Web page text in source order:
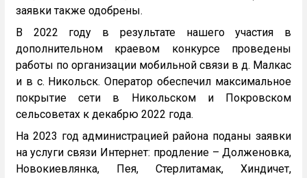
заявки также одобрены.
В 2022 году в результате нашего участия в
дополнительном краевом конкурсе проведены
работы по организации мобильной связи в д. Малкас
и в с. Никольск. Оператор обеспечил максимальное
покрытие сети в Никольском и Покровском
сельсоветах к декабрю 2022 года.
На 2023 год администрацией района поданы заявки
на услуги связи Интернет: продление – Долженовка,
Новокиевлянка, Пея, Стерлитамак, Хиндичет,